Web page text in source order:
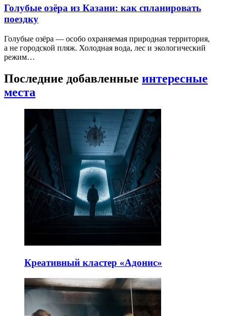
Голубые озёра из Казани: как спланировать
поездку
Голубые озёра — особо охраняемая природная территория,
а не городской пляж. Холодная вода, лес и экологический
режим…
Последние добавленные интересные
места
Креативный кластер «Адонис»